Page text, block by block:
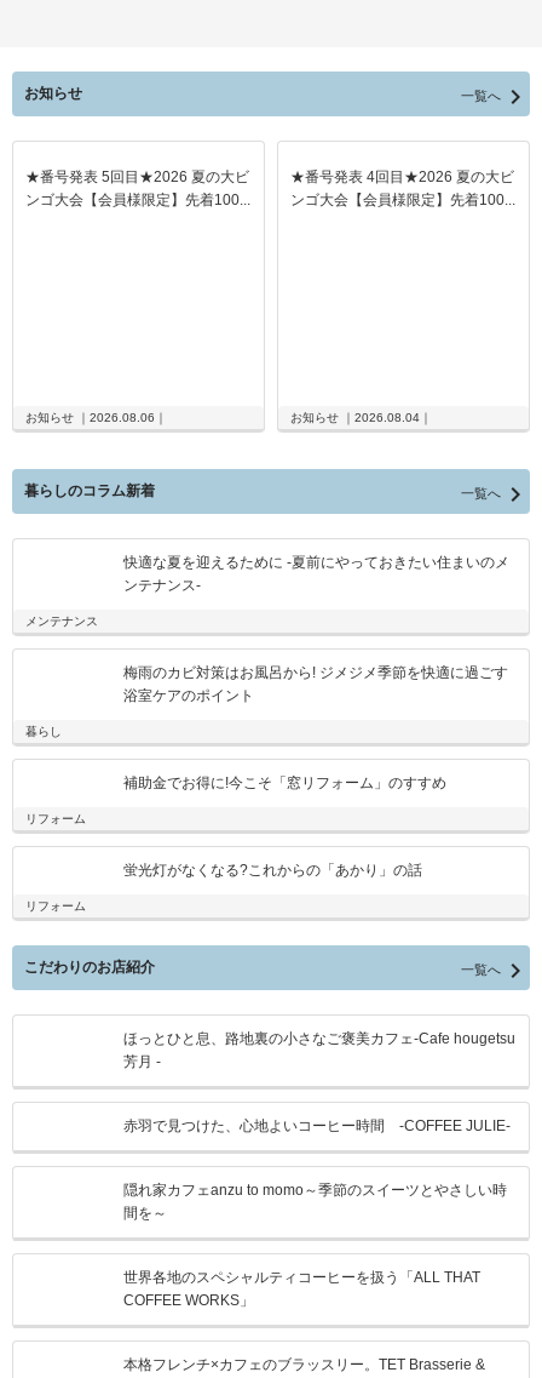
お知らせ 一覧へ 
★番号発表 5回目★2026 夏の大ビ
ンゴ大会【会員様限定】先着100...
お知らせ ｜2026.08.06｜
★番号発表 4回目★2026 夏の大ビ
ンゴ大会【会員様限定】先着100...
お知らせ ｜2026.08.04｜
暮らしのコラム新着 一覧へ 
快適な夏を迎えるために -夏前にやっておきたい住まいのメ
ンテナンス-
メンテナンス
梅雨のカビ対策はお風呂から! ジメジメ季節を快適に過ごす
浴室ケアのポイント
暮らし
補助金でお得に!今こそ「窓リフォーム」のすすめ
リフォーム
蛍光灯がなくなる?これからの「あかり」の話
リフォーム
こだわりのお店紹介 一覧へ 
ほっとひと息、路地裏の小さなご褒美カフェ-Cafe hougetsu
芳月 -
赤羽で見つけた、心地よいコーヒー時間 -COFFEE JULIE-
隠れ家カフェanzu to momo～季節のスイーツとやさしい時
間を～
世界各地のスペシャルティコーヒーを扱う「ALL THAT
COFFEE WORKS」
本格フレンチ×カフェのブラッスリー。TET Brasserie &